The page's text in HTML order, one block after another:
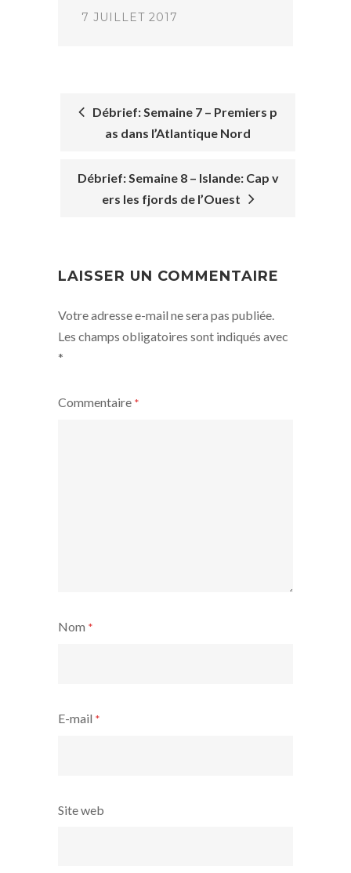
7 JUILLET 2017
POST
NAVIGATION
Débrief: Semaine 7 – Premiers p
as dans l’Atlantique Nord
Débrief: Semaine 8 – Islande: Cap v
ers les fjords de l’Ouest
LAISSER UN COMMENTAIRE
Votre adresse e-mail ne sera pas publiée.
Les champs obligatoires sont indiqués avec
*
Commentaire *
Nom *
E-mail *
Site web